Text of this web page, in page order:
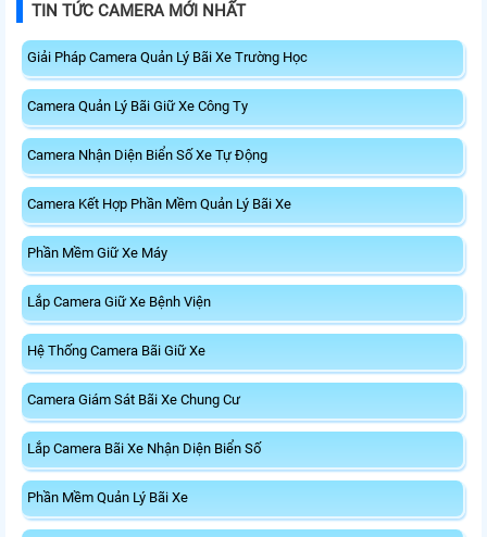
TIN TỨC CAMERA MỚI NHẤT
Giải Pháp Camera Quản Lý Bãi Xe Trường Học
Camera Quản Lý Bãi Giữ Xe Công Ty
Camera Nhận Diện Biển Số Xe Tự Động
Camera Kết Hợp Phần Mềm Quản Lý Bãi Xe
Phần Mềm Giữ Xe Máy
Lắp Camera Giữ Xe Bệnh Viện
Hệ Thống Camera Bãi Giữ Xe
Camera Giám Sát Bãi Xe Chung Cư
Lắp Camera Bãi Xe Nhận Diện Biển Số
Phần Mềm Quản Lý Bãi Xe